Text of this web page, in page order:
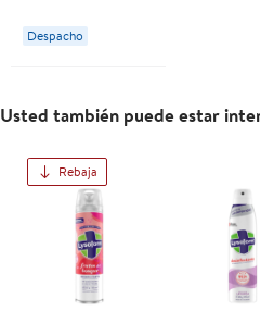
Lysoform
Despacho
Usted también puede estar
Rebaja